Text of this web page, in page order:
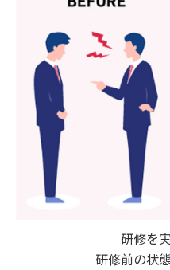
研修を
研修前の状